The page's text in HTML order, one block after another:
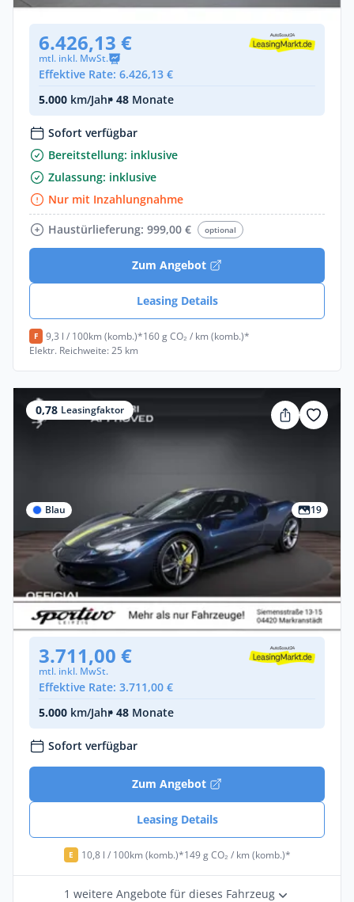
6.426,13 €
mtl. inkl. MwSt.
Effektive Rate: 6.426,13 €
5.000 km/Jahr• 48 Monate
Sofort verfügbar
Bereitstellung: inklusive
Zulassung: inklusive
Nur mit Inzahlungnahme
Haustürlieferung: 999,00 €
optional
Zum Angebot
Leasing Details
F 9,3 l / 100km (komb.)*160 g CO₂ / km (komb.)*
Elektr. Reichweite: 25 km
0,78 Leasingfaktor
Blau 19
Gewerbe
Ferrari 296 GTB
Benzin •Automatik •829 PS (610 kW)
Gebraucht(1.065 km)• EZ: 09/2025
3.711,00 €
mtl. inkl. MwSt.
Effektive Rate: 3.711,00 €
5.000 km/Jahr• 48 Monate
Sofort verfügbar
Zum Angebot
Leasing Details
E 10,8 l / 100km (komb.)*149 g CO₂ / km (komb.)*
1 weitere Angebote für dieses Fahrzeug